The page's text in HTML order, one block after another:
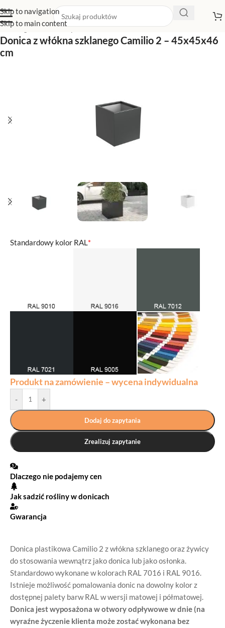
Skip to navigation
Skip to main content
Strona główna/Sklep z donicami/Donice czerwone
Donica z włókna szklanego Camilio 2 – 45x45x46
cm
Donica plastikowa Camilio 2 z włókna szklanego oraz żywicy
do stosowania wewnątrz jako donica lub jako osłonka.
Standardowo wykonane w kolorach RAL 7016 i RAL 9016.
Istnieje możliwość pomalowania donic na dowolny kolor z
dostępnej palety barw RAL w wersji matowej i półmatowej.
Donica jest wyposażona w otwory odpływowe w dnie (na
wyraźne życzenie klienta może zostać wykonana bez
*
Standardowy kolor RAL
Produkt na zamówienie – wycena indywidualna
- +
Dodaj do zapytania
Zrealizuj zapytanie
Dlaczego nie podajemy cen
Jak sadzić rośliny w donicach
Gwarancja